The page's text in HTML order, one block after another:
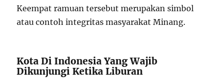
Keempat ramuan tersebut merupakan simbol
atau contoh integritas masyarakat Minang.
Kota Di Indonesia Yang Wajib
Dikunjungi Ketika Liburan